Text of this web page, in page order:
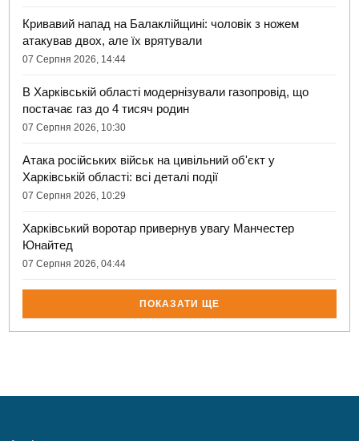
Кривавий напад на Балаклійщині: чоловік з ножем
атакував двох, але їх врятували
07 Серпня 2026, 14:44
В Харківській області модернізували газопровід, що
постачає газ до 4 тисяч родин
07 Серпня 2026, 10:30
Атака російських військ на цивільний об'єкт у
Харківській області: всі деталі події
07 Серпня 2026, 10:29
Харківський воротар привернув увагу Манчестер
Юнайтед
07 Серпня 2026, 04:44
ПОКАЗАТИ ЩЕ